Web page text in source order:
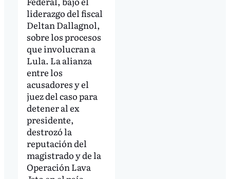
liderazgo del fiscal
Deltan Dallagnol,
sobre los procesos
que involucran a
Lula. La alianza
entre los
acusadores y el
juez del caso para
detener al ex
presidente,
destrozó la
reputación del
magistrado y de la
Operación Lava